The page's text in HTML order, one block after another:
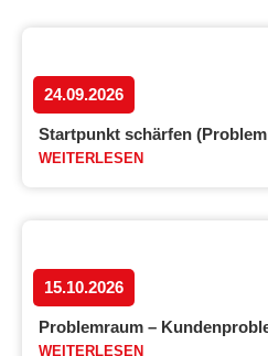
24.09.2026
Startpunkt schärfen
WEITERLESEN
15.10.2026
Problemraum –
WEITERLESEN